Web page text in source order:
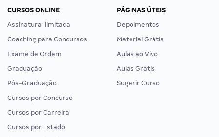
CURSOS ONLINE
Assinatura Ilimitada
Coaching para Concursos
Exame de Ordem
Graduação
Pós-Graduação
Cursos por Concurso
Cursos por Carreira
Cursos por Estado
PÁGINAS ÚTEIS
Depoimentos
Material Grátis
Aulas ao Vivo
Aulas Grátis
Sugerir Curso